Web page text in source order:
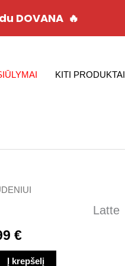
KITI PRODUKTAI
Latte
€
Current
Į krepšelį
DOVANA 🔥